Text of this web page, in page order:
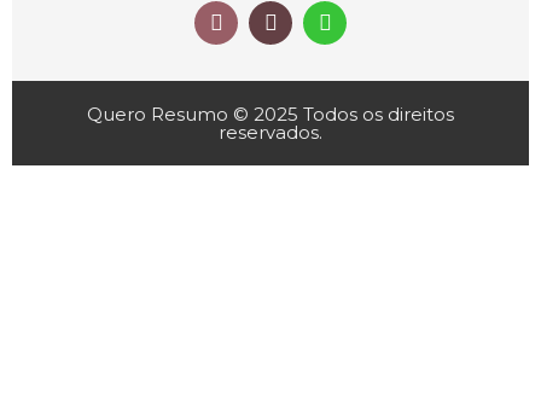
Quero Resumo © 2025 Todos os direitos
reservados.